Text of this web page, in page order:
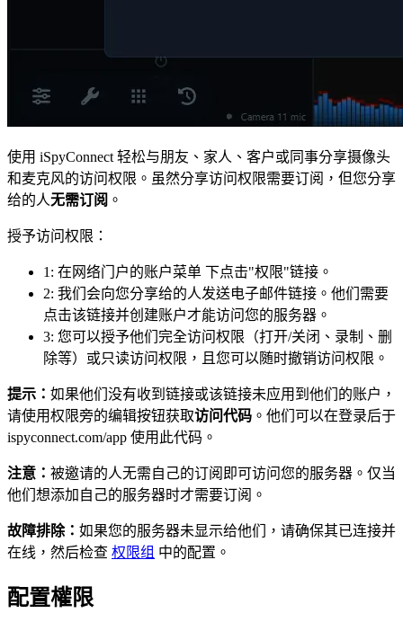
使用 iSpyConnect 轻松与朋友、家人、客户或同事分享摄像头
和麦克风的访问权限。虽然分享访问权限需要订阅，但您分享
给的人无需订阅 。
授予访问权限：
1: 在网络门户的账户菜单 下点击"权限"链接。
2: 我们会向您分享给的人发送电子邮件链接。他们需要
点击该链接并创建账户才能访问您的服务器。
3: 您可以授予他们完全访问权限（打开/关闭、录制、删
除等）或只读访问权限，且您可以随时撤销访问权限。
提示： 如果他们没有收到链接或该链接未应用到他们的账户，
请使用权限旁的编辑按钮获取访问代码 。他们可以在登录后于
ispyconnect.com/app 使用此代码。
注意： 被邀请的人无需自己的订阅即可访问您的服务器。仅当
他们想添加自己的服务器时才需要订阅。
故障排除： 如果您的服务器未显示给他们，请确保其已连接并
在线，然后检查 权限组 中的配置。
配置權限